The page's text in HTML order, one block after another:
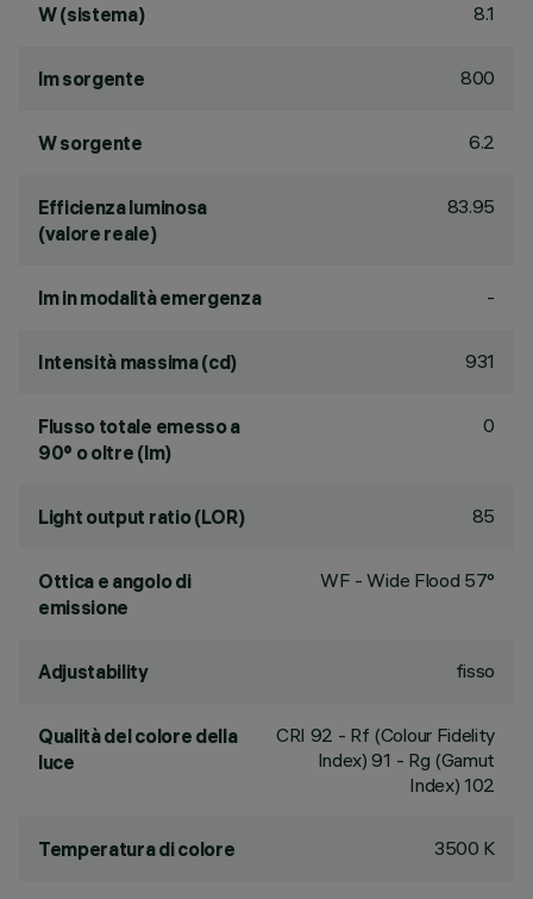
W (sistema) 8.1
lm sorgente 800
W sorgente 6.2
Efficienza luminosa
(valore reale)
83.95
lm in modalità emergenza -
Intensità massima (cd) 931
Flusso totale emesso a
90° o oltre (lm)
0
Light output ratio (LOR) 85
Ottica e angolo di
emissione
WF - Wide Flood 57°
Adjustability fisso
Qualità del colore della
luce
CRI 92 - Rf (Colour Fidelity
Index) 91 - Rg (Gamut
Index) 102
Temperatura di colore 3500 K